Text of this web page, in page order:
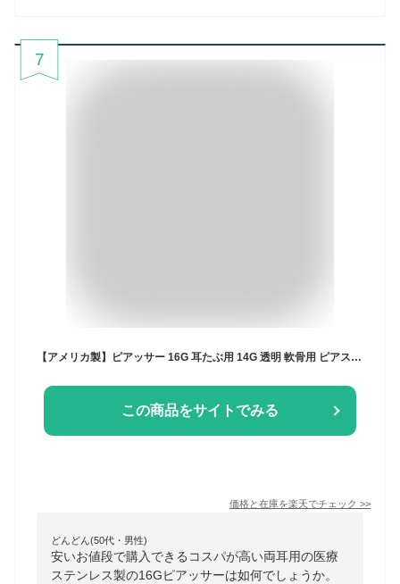
7
【アメリカ製】ピアッサー 16G 耳たぶ用 14G 透明 軟骨用 ピアス 金属アレルギー対応 医療用ステンレス 両耳用 片耳用 18G 舌ピアス 軟骨ピアス 鼻用 透明ピアス 鼻ピ チタン 透ピ イヤリング シルバー ボール ゴールド 上品 キャッチレス つけっぱなし セイフティピアッサー
この商品をサイトでみる
価格と在庫を楽天でチェック >>
どんどん(50代・男性)
安いお値段で購入できるコスパが高い両耳用の医療
ステンレス製の16Gピアッサーは如何でしょうか。